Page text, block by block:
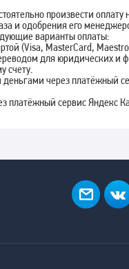
произвести оплату
и одобрения его
варианты оплаты:
(Visa, MasterCard,
для юридических и
счету.
через платёжный
платёжный сервис Яндекс